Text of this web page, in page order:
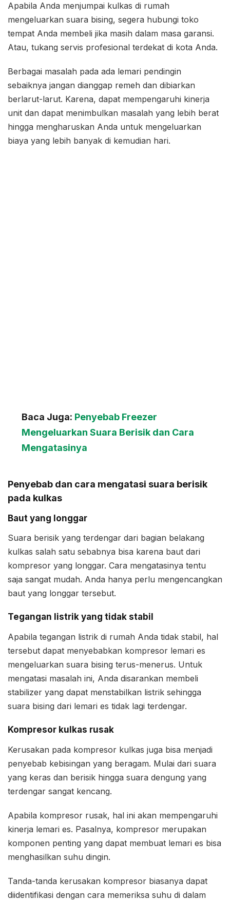
Apabila Anda menjumpai kulkas di rumah
mengeluarkan suara bising, segera hubungi toko
tempat Anda membeli jika masih dalam masa garansi.
Atau, tukang servis profesional terdekat di kota Anda.
Berbagai masalah pada ada lemari pendingin
sebaiknya jangan dianggap remeh dan dibiarkan
berlarut-larut. Karena, dapat mempengaruhi kinerja
unit dan dapat menimbulkan masalah yang lebih berat
hingga mengharuskan Anda untuk mengeluarkan
biaya yang lebih banyak di kemudian hari.
Baca Juga: Penyebab Freezer
Mengeluarkan Suara Berisik dan Cara
Mengatasinya
Penyebab dan cara mengatasi suara berisik
pada kulkas
Baut yang longgar
Suara berisik yang terdengar dari bagian belakang
kulkas salah satu sebabnya bisa karena baut dari
kompresor yang longgar. Cara mengatasinya tentu
saja sangat mudah. Anda hanya perlu mengencangkan
baut yang longgar tersebut.
Tegangan listrik yang tidak stabil
Apabila tegangan listrik di rumah Anda tidak stabil, hal
tersebut dapat menyebabkan kompresor lemari es
mengeluarkan suara bising terus-menerus. Untuk
mengatasi masalah ini, Anda disarankan membeli
stabilizer yang dapat menstabilkan listrik sehingga
suara bising dari lemari es tidak lagi terdengar.
Kompresor kulkas rusak
Kerusakan pada kompresor kulkas juga bisa menjadi
penyebab kebisingan yang beragam. Mulai dari suara
yang keras dan berisik hingga suara dengung yang
terdengar sangat kencang.
Apabila kompresor rusak, hal ini akan mempengaruhi
kinerja lemari es. Pasalnya, kompresor merupakan
komponen penting yang dapat membuat lemari es bisa
menghasilkan suhu dingin.
Tanda-tanda kerusakan kompresor biasanya dapat
diidentifikasi dengan cara memeriksa suhu di dalam